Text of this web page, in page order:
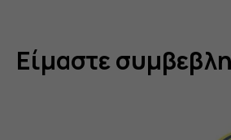
Είμαστε